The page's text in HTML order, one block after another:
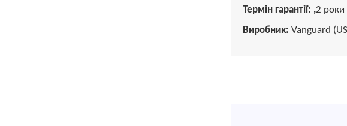
Термін гарантії: ,2 роки
Виробник: Vanguard